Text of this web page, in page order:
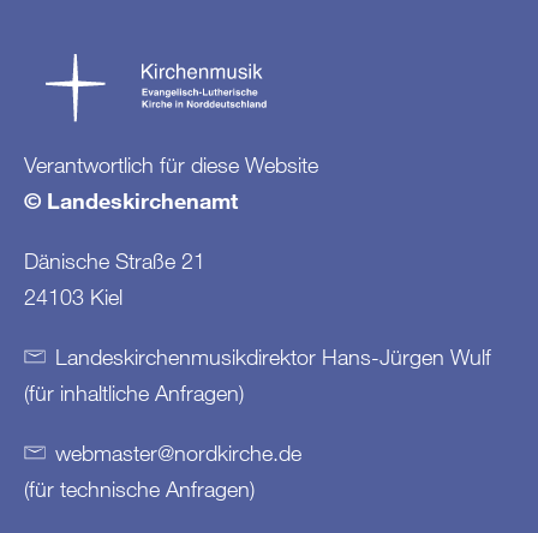
Verantwortlich für diese Website
© Landeskirchenamt
Dänische Straße 21
24103 Kiel
Landeskirchenmusikdirektor Hans-Jürgen Wulf
(für inhaltliche Anfragen)
webmaster@nordkirche.de
(für technische Anfragen)